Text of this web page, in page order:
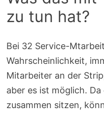
zu tun hat?
Bei 32 Service-
Wahrscheinlichkeit,
Mitarbeiter an der
aber es ist möglich.
zusammen sitzen,